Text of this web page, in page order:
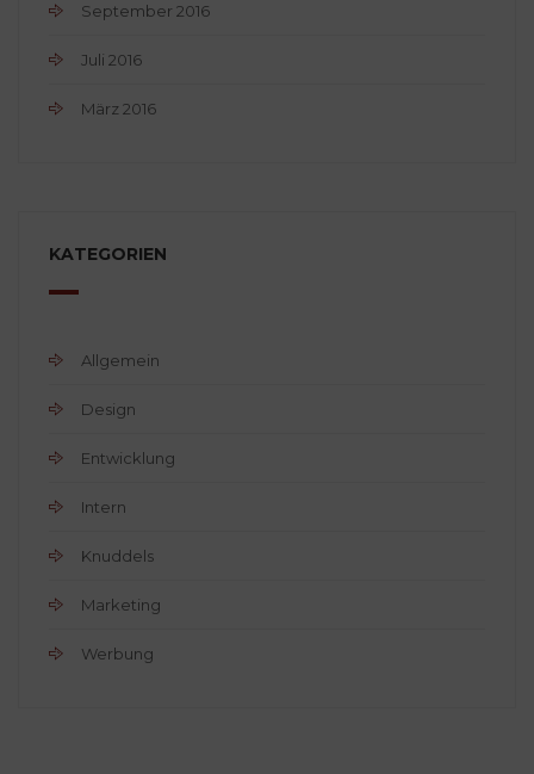
September 2016
Juli 2016
März 2016
KATEGORIEN
Allgemein
Design
Entwicklung
Intern
Knuddels
Marketing
Werbung